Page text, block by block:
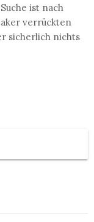
ist nach
verrückten
sicherlich nichts